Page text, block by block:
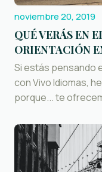
noviembre 20, 2019
QUÉ VERÁS EN
ORIENTACIÓN
Si estás pensando
con Vivo Idiomas,
porque... te